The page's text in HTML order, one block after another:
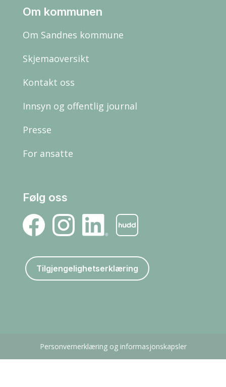
Om kommunen
Om Sandnes kommune
Skjemaoversikt
Kontakt oss
Innsyn og offentlig journal
Presse
For ansatte
Følg oss
Tilgjengelighetserklæring
Personvernerklæring og informasjonskapsler